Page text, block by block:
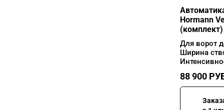
Hormann
(комплект)
Для ворот
Ширина
88 900